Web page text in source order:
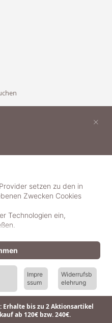
Erhalte bis zu 2 Aktionsartikel
ab 120€ bzw. 240€.
setzen zu den in
Zwecken Cookies
Technologien ein,
Impre
ssum
Widerrufsb
elehrung
×